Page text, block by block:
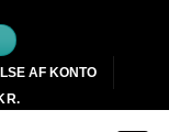
AF KONTO